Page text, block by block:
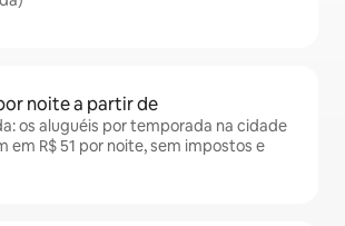
noite a partir de
os aluguéis por temporada na cidade
em R$ 51 por noite, sem impostos e